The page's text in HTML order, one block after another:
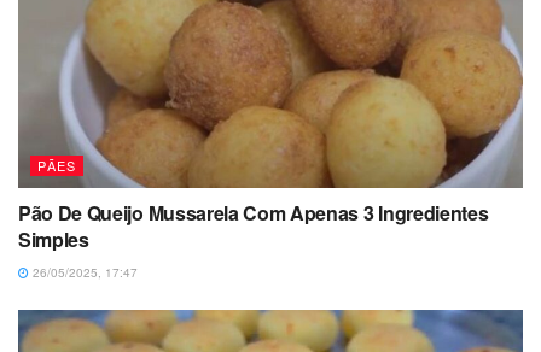
PÃES
Pão De Queijo Mussarela Com Apenas 3 Ingredientes
Simples
26/05/2025, 17:47